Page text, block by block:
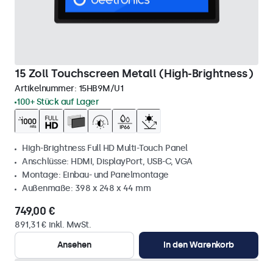
15 Zoll Touchscreen Metall (High-Brightness)
Artikelnummer: 15HB9M/U1
100+ Stück auf Lager
High-Brightness Full HD Multi-Touch Panel
Anschlüsse: HDMI, DisplayPort, USB-C, VGA
Montage: Einbau- und Panelmontage
Außenmaße: 398 x 248 x 44 mm
749,00 €
891,31 € inkl. MwSt.
Ansehen
In den Warenkorb